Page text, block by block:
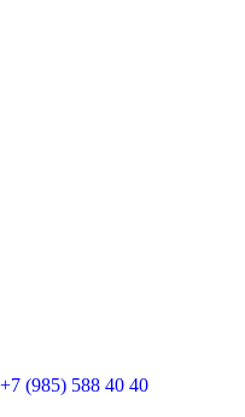
+7 (985) 588 40 40